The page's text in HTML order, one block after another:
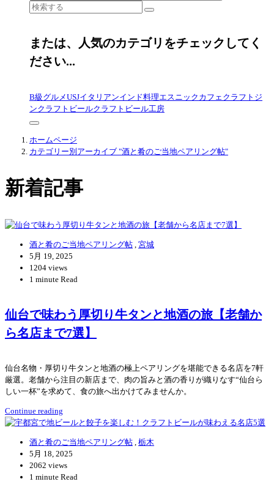
検
象:
または、人気のカテゴリをチェックしてく
ださい...
B級グルメUSJイタリアンインド料理エスニック カフェ クラフトジ
ンクラフトビールクラフトビール工房
ホームページ
カテゴリー別アーカイブ "酒と肴のご当地ペアリング帖"
新着記事
酒と肴のご当地ペアリング帖 宮城
5月 19, 2025
1204 views
1 minute Read
仙台で味わう厚切り牛タンと地酒の旅【老舗か
ら名店まで7選】
仙台名物・厚切り牛タンと地酒の極上ペアリングを堪能できる名店を7軒
厳選。老舗から注目の新店まで、肉の旨みと酒の香りが織りなす“仙台ら
しい一杯”を求めて、食の旅へ出かけてみませんか。
Continue reading
酒と肴のご当地ペアリング帖 , 栃木
5月 18, 2025
2062 views
1 minute Read